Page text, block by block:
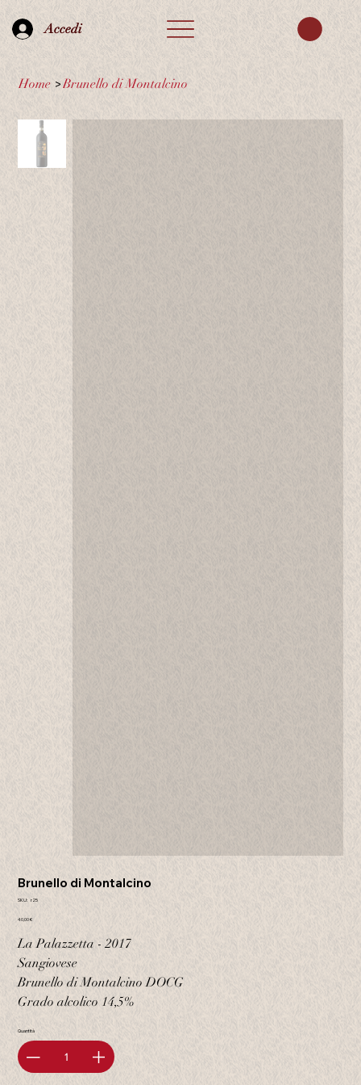
Accedi
Home >Brunello di Montalcino
Brunello di Montalcino
SKU: SKU
r25
Prezzo
40,00 €
La Palazzetta - 2017
Sangiovese
Brunello di Montalcino DOCG
Grado alcolico 14,5%
Quantità